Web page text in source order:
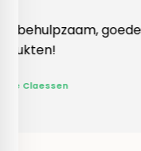
Heel
Yvonne Claessen